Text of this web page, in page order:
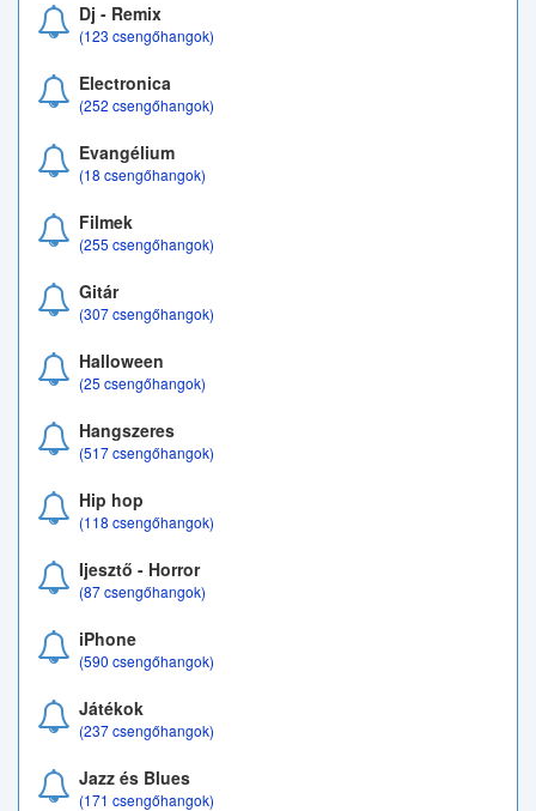
Dj - Remix
(123 csengőhangok)
Electronica
(252 csengőhangok)
Evangélium
(18 csengőhangok)
Filmek
(255 csengőhangok)
Gitár
(307 csengőhangok)
Halloween
(25 csengőhangok)
Hangszeres
(517 csengőhangok)
Hip hop
(118 csengőhangok)
Ijesztő - Horror
(87 csengőhangok)
iPhone
(590 csengőhangok)
Játékok
(237 csengőhangok)
Jazz és Blues
(171 csengőhangok)